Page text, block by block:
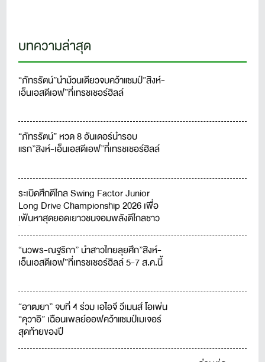
บทความล่าสุด
“ภัทรรัตน์”นำม้วนเดียวจบคว้าแชมป์”สิงห์-
เอ็นเอสดีเอฟ”ที่เทรชเชอร์ฮิลล์
“ภัทรรัตน์” หวด 8 อันเดอร์นำรอบ
แรก”สิงห์-เอ็นเอสดีเอฟ”ที่เทรชเชอร์ฮิลล์
ระเบิดศึกตีไกล Swing Factor Junior
Long Drive Championship 2026 เพื่อ
เฟ้นหาสุดยอดเยาวชนจอมพลังตีไกลชาว
“นวพร-ณฐริกา” นำสาวไทยลุยศึก”สิงห์-
เอ็นเอสดีเอฟ”ที่เทรชเชอร์ฮิลล์ 5-7 ส.ค.นี้
“อาฒยา” จบที่ 4 ร่วม เอไอจี วีเมนส์ โอเพ่น
“คุวาอิ” เฉือนเพลย์ออฟคว้าแชมป์เมเจอร์
สุดท้ายของปี